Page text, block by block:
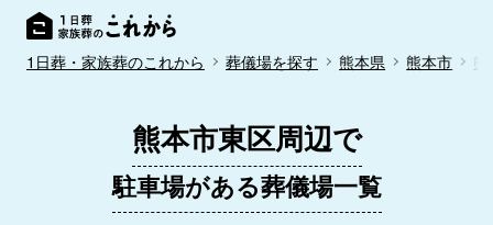
1日葬・家族葬のこれから 葬儀場を探す 熊本県 熊本市
熊本市東区周辺で
駐車場がある葬儀場一覧